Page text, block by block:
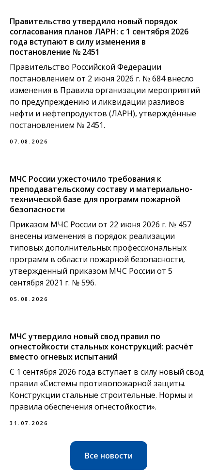
Правительство утвердило новый порядок
согласования планов ЛАРН: с 1 сентября 2026
года вступают в силу изменения в
постановление № 2451
Правительство Российской Федерации
постановлением от 2 июня 2026 г. № 684 внесло
изменения в Правила организации мероприятий
по предупреждению и ликвидации разливов
нефти и нефтепродуктов (ЛАРН), утверждённые
постановлением № 2451.
07.08.2026
МЧС России ужесточило требования к
преподавательскому составу и материально-
технической базе для программ пожарной
безопасности
Приказом МЧС России от 22 июня 2026 г. № 457
внесены изменения в порядок реализации
типовых дополнительных профессиональных
программ в области пожарной безопасности,
утвержденный приказом МЧС России от 5
сентября 2021 г. № 596.
05.08.2026
МЧС утвердило новый свод правил по
огнестойкости стальных конструкций: расчёт
вместо огневых испытаний
С 1 сентября 2026 года вступает в силу новый свод
правил «Системы противопожарной защиты.
Конструкции стальные строительные. Нормы и
правила обеспечения огнестойкости».
31.07.2026
Все новости